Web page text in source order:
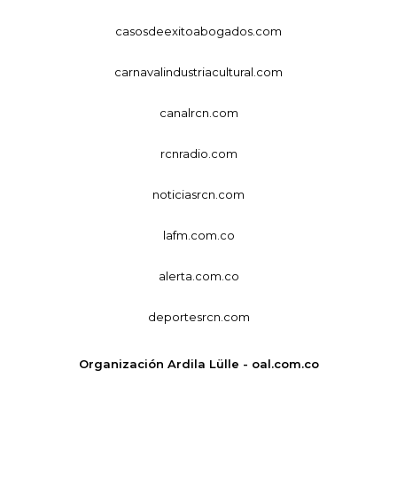
casosdeexitoabogados.com
carnavalindustriacultural.com
canalrcn.com
rcnradio.com
noticiasrcn.com
lafm.com.co
alerta.com.co
deportesrcn.com
Organización Ardila Lülle - oal.com.co